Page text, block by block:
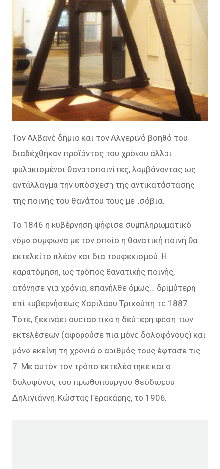
Τον Αλβανό δήμιο και τον Αλγερινό βοηθό του
διαδέχθηκαν προϊόντος του χρόνου άλλοι
φυλακισμένοι θανατοποινίτες, λαμβάνοντας ως
αντάλλαγμα την υπόσχεση της αντικατάστασης
της ποινής του θανάτου τους με ισόβια.
Το 1846 η κυβέρνηση ψήφισε συμπληρωματικό
νόμο σύμφωνα με τον οποίο η θανατική ποινή θα
εκτελείτο πλέον και δια τουφεκισμού. Η
καρατόμηση, ως τρόπος θανατικής ποινής,
ατόνησε για χρόνια, επανήλθε όμως… δριμύτερη
επί κυβερνήσεως Χαριλάου Τρικούπη το 1887.
Τότε, ξεκινάει ουσιαστικά η δεύτερη φάση των
εκτελέσεων (αφορούσε πια μόνο δολοφόνους) και
μόνο εκείνη τη χρονιά ο αριθμός τους έφτασε τις
7. Με αυτόν τον τρόπο εκτελέστηκε και ο
δολοφόνος του πρωθυπουργού Θεόδωρου
Δηλιγιάννη, Κώστας Γερακάρης, το 1906.